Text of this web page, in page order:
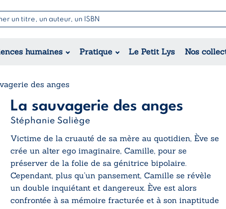
humaines Pratique Le Petit Lys Nos
Romance
Régional
Jeunesse
Théâtre
des anges
La sauvagerie des anges
Stéphanie Saliège
Victime de la cruauté de sa mère au quotidien, Ève se
crée un alter ego imaginaire, Camille, pour se
préserver de la folie de sa génitrice bipolaire.
Cependant, plus qu’un pansement, Camille se révèle
un double inquiétant et dangereux. Ève est alors
confrontée à sa mémoire fracturée et à son inaptitude